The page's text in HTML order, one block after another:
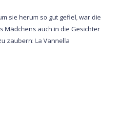
sie herum so gut gefiel, war die
Mädchens auch in die Gesichter
zaubern: La Vannella